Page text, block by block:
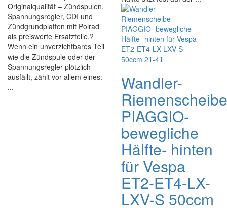
Originalqualität – Zündspulen,
Spannungsregler, CDI und
Zündgrundplatten mit Polrad
als preiswerte Ersatzteile.?
Wenn ein unverzichtbares Teil
wie die Zündspule oder der
Spannungsregler plötzlich
ausfällt, zählt vor allem eines:
...
Wandler-
Riemenscheibe
PIAGGIO-
bewegliche
Hälfte- hinten
für Vespa
ET2-ET4-LX-
LXV-S 50ccm